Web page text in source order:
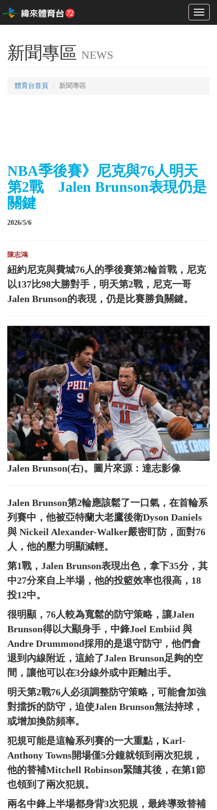
Toggle
新聞專區 NEWS
體育台首頁 新聞專區
NBA季後賽》尼克與76人明天
第2戰 Jalen Brunson表現仍是
關鍵
2026/5/6
陳志鴻
紐約尼克與費城76人的季後賽第2輪首戰，尼克
以137比98大勝對手，明天第2戰，尼克一哥
Jalen Brunson的表現，仍是比賽勝負關鍵。
Jalen Brunson(右)。圖片來源：達志影像
Jalen Brunson第2輪應該鬆了一口氣，在首輪系
列賽中，他被亞特蘭大老鷹後衛Dyson Daniels
與 Nickeil Alexander-Walker嚴密盯防，面對76
人，他的壓力明顯減輕。
第1戰，Jalen Brunson表現出色，拿下35分，其
中27分來自上半場，他的投籃效率也很高，18
投12中。
很明顯，76人較為寬鬆的防守策略，讓Jalen
Brunson得以大顯身手，中鋒Joel Embiid 與
Andre Drummond採用的是退守防守，他們會
退到內線附近，這給了Jalen Brunson足夠的空
間，讓他可以在3分線外或中距離出手。
明天第2戰76人必須調整防守策略，可能會加強
對擋拆的防守，迫使Jalen Brunson無法持球，
或增加換防頻率。
犯規可能是這輪系列賽的一大重點，Karl-
Anthony Towns開場僅5分鐘就領到兩次犯規，
他的替補Mitchell Robinson緊隨其後，在第1節
也領到了兩次犯規。
兩名中鋒上半場都身背3次犯規，最終導致替補